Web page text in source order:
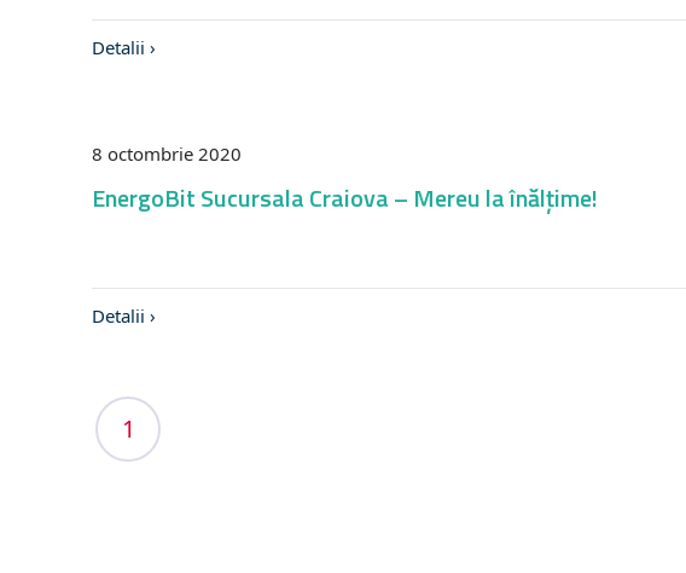
Detalii ›
8 octombrie 2020
EnergoBit Sucursala Craiova – Mereu la înălțime!
Detalii ›
1